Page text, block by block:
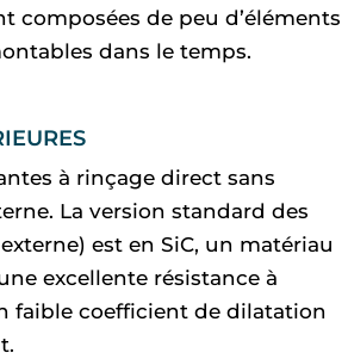
composées de peu d’éléments
dans le temps.
à rinçage direct sans
La version standard des
est en SiC, un matériau
excellente résistance à
faible coefficient de dilatation